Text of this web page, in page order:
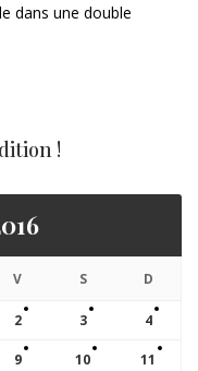
dans une double
!
V S D
2 3 4
9 10 11